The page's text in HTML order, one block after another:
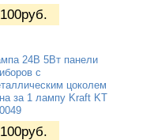
100руб.
24В 5Вт панели
с
цоколем
за 1 лампу Kraft KT
100руб.